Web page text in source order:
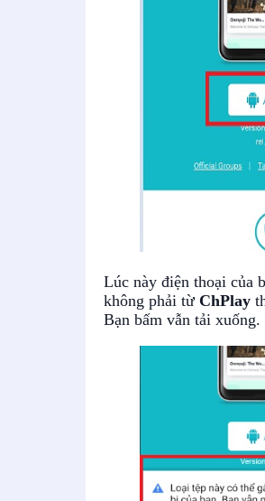
Lúc này điện thoại của
không phải từ ChPlay
Bạn bấm vẫn tải xuống.